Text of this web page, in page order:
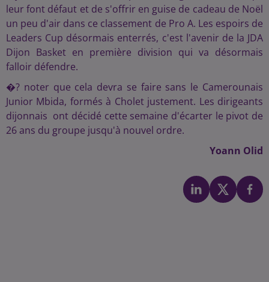
leur font défaut et de s'offrir en guise de cadeau de Noël
un peu d'air dans ce classement de Pro A. Les espoirs de
Leaders Cup désormais enterrés, c'est l'avenir de la JDA
Dijon Basket en première division qui va désormais
falloir défendre.
�? noter que cela devra se faire sans le Camerounais
Junior Mbida, formés à Cholet justement. Les dirigeants
dijonnais ont décidé cette semaine d'écarter le pivot de
26 ans du groupe jusqu'à nouvel ordre.
Yoann Olid